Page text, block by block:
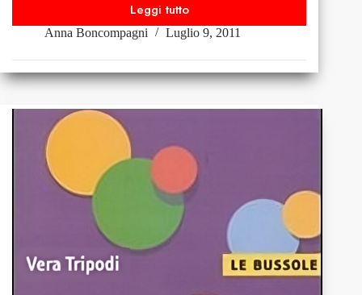
Leggi tutto
Eugen
Fischer,
Delusion
and
its
Outline
of
Philosophical
Revolution,
London:
Routledge,
Anna Boncompagni Luglio 9, 2011